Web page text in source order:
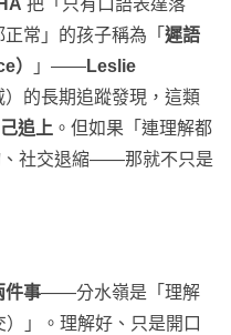
把「只有口語表達落
常」的孩子稱為「 遲語
）
」——Leslie
）的長期追蹤發現，這類
追上 。但如果「連理解都
、社交退縮——那就不只是
件事——分水嶺是「理解
」。理解好、只是開口